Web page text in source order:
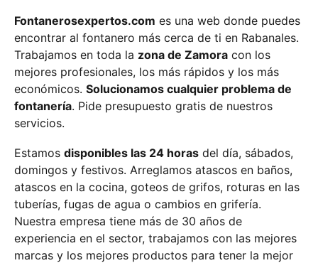
Fontanerosexpertos.com es una web donde puedes
encontrar al fontanero más cerca de ti en Rabanales.
Trabajamos en toda la zona de Zamora con los
mejores profesionales, los más rápidos y los más
económicos. Solucionamos cualquier problema de
fontanería. Pide presupuesto gratis de nuestros
servicios.
Estamos disponibles las 24 horas del día, sábados,
domingos y festivos. Arreglamos atascos en baños,
atascos en la cocina, goteos de grifos, roturas en las
tuberías, fugas de agua o cambios en grifería.
Nuestra empresa tiene más de 30 años de
experiencia en el sector, trabajamos con las mejores
marcas y los mejores productos para tener la mejor